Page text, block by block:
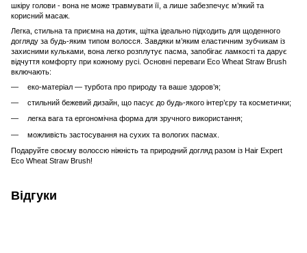
шкіру голови - вона не може травмувати її, а лише забезпечує м’який та
корисний масаж.
Легка, стильна та приємна на дотик, щітка ідеально підходить для щоденного
догляду за будь-яким типом волосся. Завдяки м’яким еластичним зубчикам із
захисними кульками, вона легко розплутує пасма, запобігає ламкості та дарує
відчуття комфорту при кожному русі. Основні переваги Eco Wheat Straw Brush
включають:
еко-матеріал — турбота про природу та ваше здоров’я;
стильний бежевий дизайн, що пасує до будь-якого інтер’єру та косметички;
легка вага та ергономічна форма для зручного використання;
можливість застосування на сухих та вологих пасмах.
Подаруйте своєму волоссю ніжність та природний догляд разом із Hair Expert
Eco Wheat Straw Brush!
Відгуки